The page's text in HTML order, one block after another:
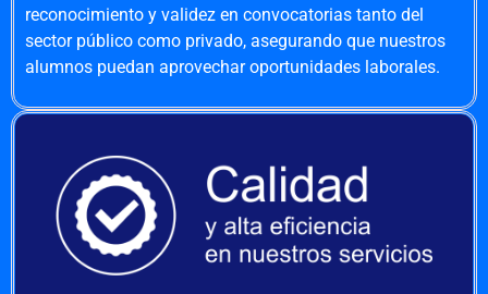
reconocimiento y validez en convocatorias tanto del
sector público como privado, asegurando que nuestros
alumnos puedan aprovechar oportunidades laborales.